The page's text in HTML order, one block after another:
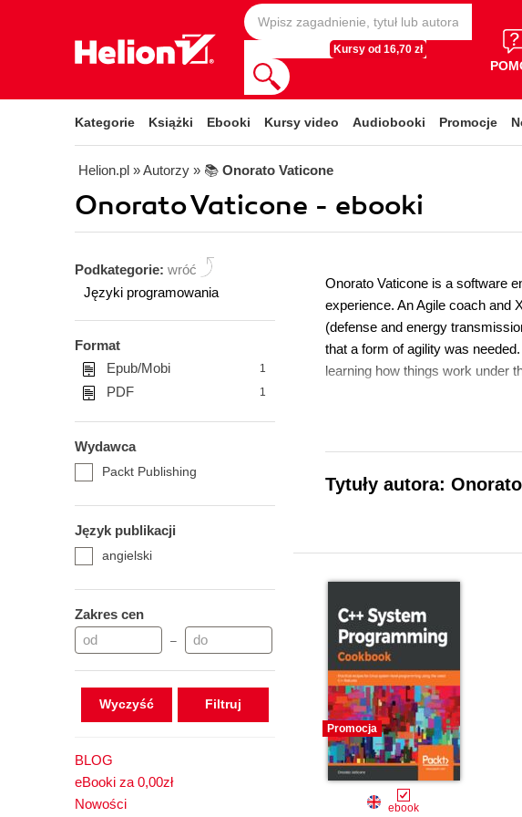
Kursy od 16,70 zł
Kategorie Książki Ebooki Kursy video Audiobooki Promocje
Helion.pl » Autorzy » 📚 Onorato Vaticone
Onorato Vaticone - ebooki
Podkategorie: wróć
Języki programowania
Format
Epub/Mobi
1
PDF 1
Wydawca
Packt Publishing
Język publikacji
angielski
Zakres cen
–
Wyczyść
BLOG
eBooki za 0,00zł
Nowości
Onorato Vaticone is a software
experience. An Agile coach and
(defense and energy
that a form of agility was
learning how things work under
Tytuły autora:
Promocja
ebook